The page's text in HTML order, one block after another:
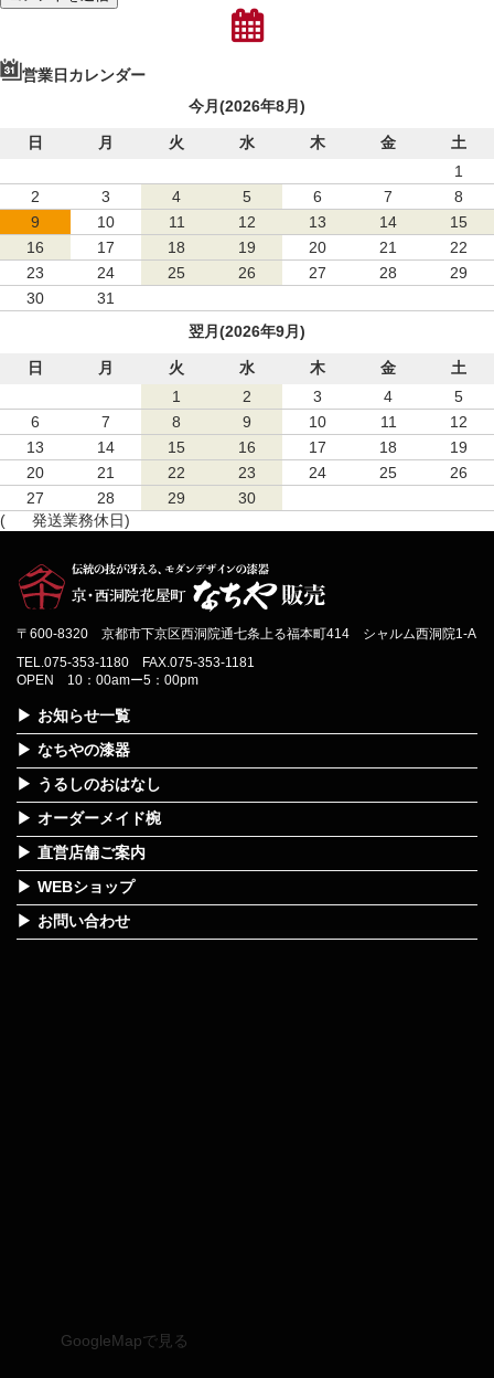
営業日カレンダー
今月(2026年8月)
日 月 火 水 木 金
土
1
2
3 4 5 6 7
8
9
10 11 12 13 14
15
16
17 18 19 20 21
22
23
24 25 26 27 28
29
30
31
翌月(2026年9月)
日 月 火 水 木 金
土
1
2 3 4
5
6
7 8 9 10 11
12
13
14 15 16 17 18
19
20
21 22 23 24 25
26
27
28 29
30
(
発送業務休日)
〒600-8320 京都市下京区西洞院通七条上る福本町414 シャルム西洞院1-A
TEL.075-353-1180 FAX.075-353-1181
OPEN 10：00amー5：00pm
お知らせ一覧
なちやの漆器
うるしのおはなし
オーダーメイド椀
直営店舗ご案内
WEBショップ
お問い合わせ
GoogleMapで見る